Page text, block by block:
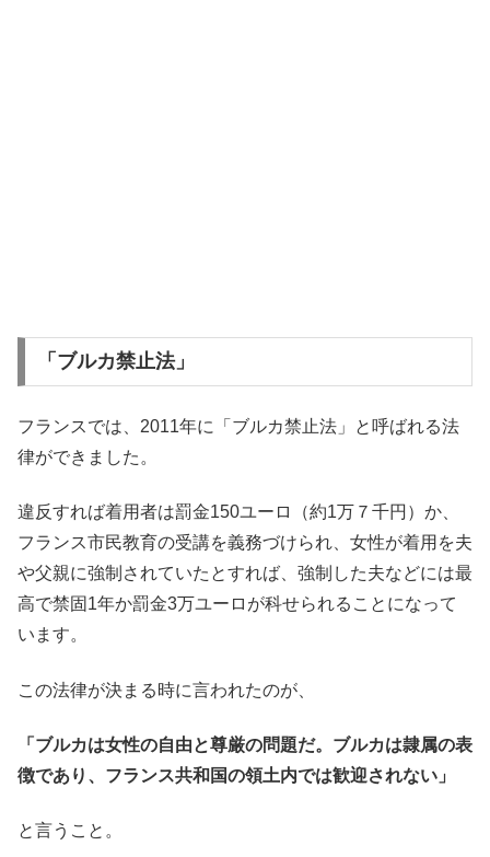
「ブルカ禁止法」
フランスでは、2011年に「ブルカ禁止法」と呼ばれる法
律ができました。
違反すれば着用者は罰金150ユーロ（約1万７千円）か、
フランス市民教育の受講を義務づけられ、女性が着用を夫
や父親に強制されていたとすれば、強制した夫などには最
高で禁固1年か罰金3万ユーロが科せられることになって
います。
この法律が決まる時に言われたのが、
「ブルカは女性の自由と尊厳の問題だ。ブルカは隷属の表
徴であり、フランス共和国の領土内では歓迎されない」
と言うこと。